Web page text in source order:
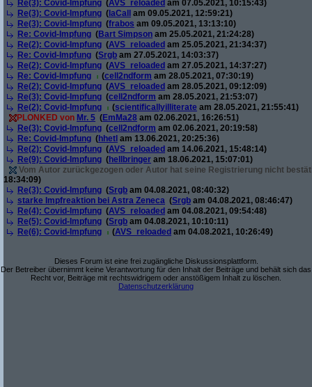
Re(3): Covid-Impfung (AVS_reloaded am 07.05.2021, 10:15:43)
Re(3): Covid-Impfung ( laCall
am 09.05.2021, 12:59:21)
Re(3): Covid-Impfung (frabos am 09.05.2021, 13:13:10)
Re: Covid-Impfung (Bart Simpson am 25.05.2021, 21:24:28)
Re(2): Covid-Impfung (AVS_reloaded am 25.05.2021, 21:34:37)
Re: Covid-Impfung (Srgb am 27.05.2021, 14:03:37)
Re(2): Covid-Impfung (AVS_reloaded am 27.05.2021, 14:37:27)
Re: Covid-Impfung
(cell2ndform am 28.05.2021, 07:30:19)
Re(2): Covid-Impfung (AVS_reloaded am 28.05.2021, 09:12:09)
Re(3): Covid-Impfung (cell2ndform am 28.05.2021, 21:53:07)
Re(2): Covid-Impfung
(scientificallyilliterate am 28.05.2021, 21:55:41)
PLONKED von Mr. 5 (EmMa28 am 02.06.2021, 16:26:51)
Re(3): Covid-Impfung (cell2ndform am 02.06.2021, 20:19:58)
Re: Covid-Impfung (hhetl am 13.06.2021, 20:25:36)
Re(2): Covid-Impfung (AVS_reloaded am 14.06.2021, 15:48:14)
Re(9): Covid-Impfung (hellbringer am 18.06.2021, 15:07:01)
Vom Autor zurückgezogen oder Autor hat seine Registrierung nicht
18:34:09)
Re(3): Covid-Impfung (Srgb am 04.08.2021, 08:40:32)
starke Impfreaktion bei Astra Zeneca (Srgb am 04.08.2021, 08:46:47)
Re(4): Covid-Impfung (AVS_reloaded am 04.08.2021, 09:54:48)
Re(5): Covid-Impfung (Srgb am 04.08.2021, 10:10:11)
Re(6): Covid-Impfung
(AVS_reloaded am 04.08.2021, 10:26:49)
Dieses Forum ist eine frei zugängliche Diskussionsplattform.
Der Betreiber übernimmt keine Verantwortung für den Inhalt der Beiträge und behält sich das
Recht vor, Beiträge mit rechtswidrigem oder anstößigem Inhalt zu löschen.
Datenschutzerklärung